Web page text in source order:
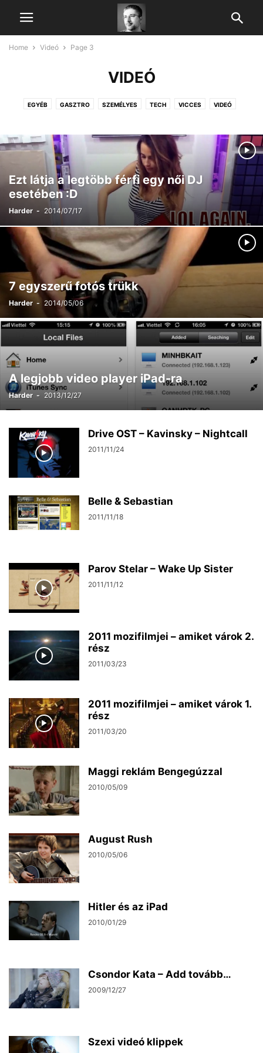
Home Videó Page 3
VIDEÓ
EGYÉB GASZTRO SZEMÉLYES TECH VICCES VIDEÓ
Ezt látja a legtöbb férfi egy női DJ
esetében :D
Harder - 2014/07/17
7 egyszerű fotós trükk
Harder - 2014/05/06
A legjobb video player iPad-ra
Harder - 2013/12/27
Drive OST – Kavinsky – Nightcall
2011/11/24
Belle & Sebastian
2011/11/18
Parov Stelar – Wake Up Sister
2011/11/12
2011 mozifilmjei – amiket várok 2.
rész
2011/03/23
2011 mozifilmjei – amiket várok 1.
rész
2011/03/20
Maggi reklám Bengegúzzal
2010/05/09
August Rush
2010/05/06
Hitler és az iPad
2010/01/29
Csondor Kata – Add tovább…
2009/12/27
Szexi videó klippek